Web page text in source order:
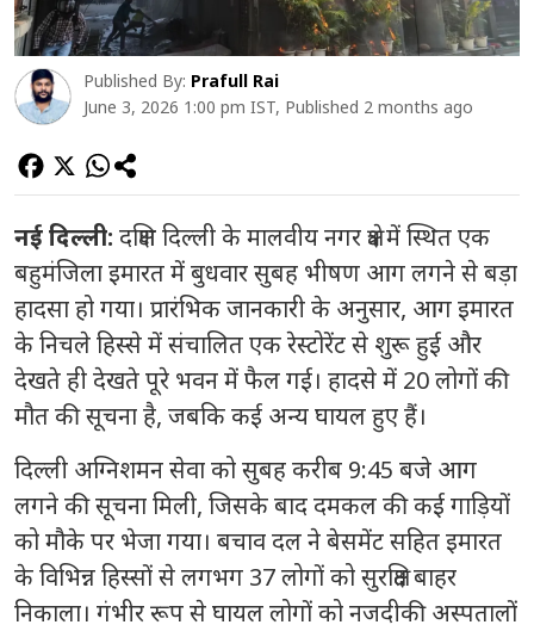
Published By: Prafull Rai
June 3, 2026 1:00 pm IST, Published 2 months ago
नई दिल्ली: दक्षिण दिल्ली के मालवीय नगर क्षेत्र में स्थित एक
बहुमंजिला इमारत में बुधवार सुबह भीषण आग लगने से बड़ा
हादसा हो गया। प्रारंभिक जानकारी के अनुसार, आग इमारत
के निचले हिस्से में संचालित एक रेस्टोरेंट से शुरू हुई और
देखते ही देखते पूरे भवन में फैल गई। हादसे में 20 लोगों की
मौत की सूचना है, जबकि कई अन्य घायल हुए हैं।
दिल्ली अग्निशमन सेवा को सुबह करीब 9:45 बजे आग
लगने की सूचना मिली, जिसके बाद दमकल की कई गाड़ियों
को मौके पर भेजा गया। बचाव दल ने बेसमेंट सहित इमारत
के विभिन्न हिस्सों से लगभग 37 लोगों को सुरक्षित बाहर
निकाला। गंभीर रूप से घायल लोगों को नजदीकी अस्पतालों